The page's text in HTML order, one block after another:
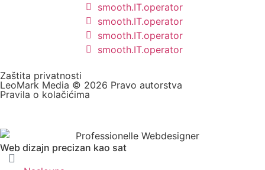
smooth.IT.operator
smooth.IT.operator
smooth.IT.operator
smooth.IT.operator
Zaštita privatnosti
LeoMark Media © 2026 Pravo autorstva
Pravila o kolačićima
Web dizajn precizan kao sat